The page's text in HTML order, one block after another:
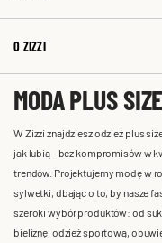
O ZIZZI
MODA PLUS
W Zizzi znajdziesz odzież plus
jak lubią – bez kompromisów w
trendów. Projektujemy modę w
sylwetki, dbając o to, by nasze
szeroki wybór produktów: od
bieliznę, odzież sportową,